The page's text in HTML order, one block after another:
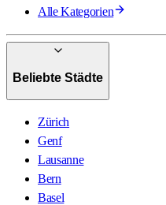
Alle Kategorien
Beliebte Städte
Zürich
Genf
Lausanne
Bern
Basel